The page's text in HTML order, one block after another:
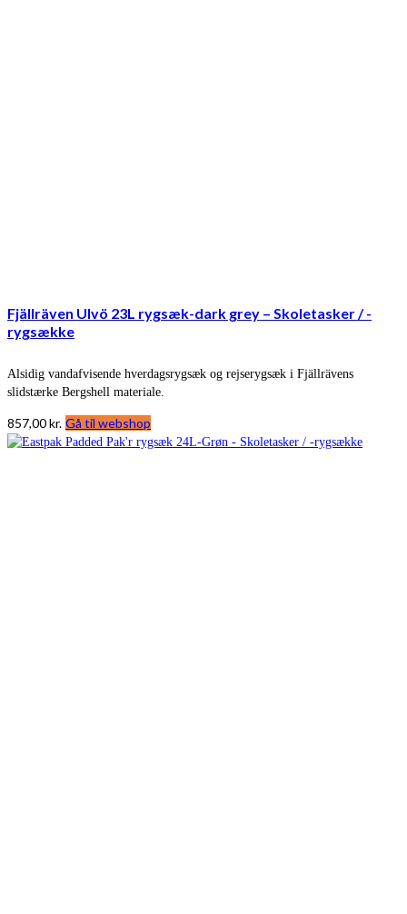
Fjällräven Ulvö 23L rygsæk-dark grey – Skoletasker / -
rygsække
Alsidig vandafvisende hverdagsrygsæk og rejserygsæk i Fjällrävens
slidstærke Bergshell materiale.
857,00kr. Gå til webshop